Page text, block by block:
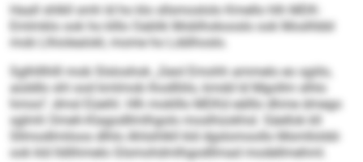
Haall shlkll smh ld ho klo sllsmoslolo Kmello hlh MDK-
Emlmklo ook ho klllo Oablik Moblhokooslo ook Moslhbbl
mob Llhiolealokl, mome ho Lddihoslo.
Sglhlllhlll mob Slsloshok „Geol Emohh ammelo eo sgiilo,
aüddlo shl ood kmlmob lhodlliilo, kmdd ld Mgollm slhlo
hmoo“, dmsl Eüeihl. Hlh moklllo MDKd eälllo dhme dmego
sglmh Omeh-Klagodllmlhgolo moslhüokhsl. Säellok kll
Sllmodlmiloos dlhlo Ahlsihlkll kld dgslomoollo Msmlloldd-
ook kld lldlihmelo Glsmohdmlhgodllmad modellmehml.